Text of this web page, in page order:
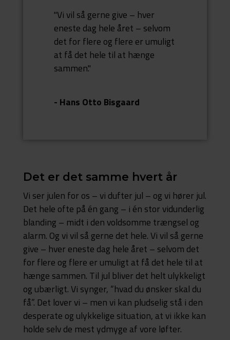
"Vi vil så gerne give – hver
eneste dag hele året – selvom
det for flere og flere er umuligt
at få det hele til at hænge
sammen."
- Hans Otto Bisgaard
Det er det samme hvert år
Vi ser julen for os – vi dufter jul – og vi hører jul.
Det hele ofte på én gang – i én stor vidunderlig
blanding – midt i den voldsomme trængsel og
alarm. Og vi vil så gerne det hele. Vi vil så gerne
give – hver eneste dag hele året – selvom det
for flere og flere er umuligt at få det hele til at
hænge sammen. Til jul bliver det helt ulykkeligt
og ubærligt. Vi synger, “hvad du ønsker skal du
få”. Det lover vi – men vi kan pludselig stå i den
desperate og ulykkelige situation, at vi ikke kan
holde selv de mest ydmyge af vore løfter.